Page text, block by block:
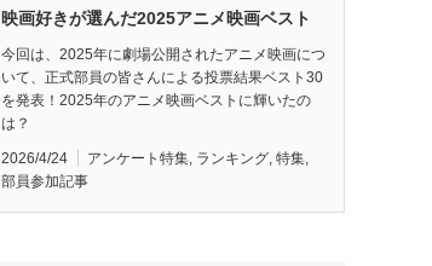
映画好きが選んだ2025アニメ映画ベスト
今回は、2025年に劇場公開されたアニメ映画につ
いて、正式部員の皆さんによる投票結果ベスト30
を発表！2025年のアニメ映画ベストに輝いたの
は？
2026/4/24 アンケート特集, ランキング, 特集,
部員参加記事